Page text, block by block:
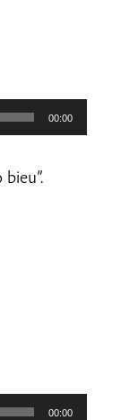
00:00
00:00